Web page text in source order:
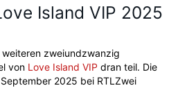
Island VIP 2025
zweiundzwanzig
von Love Island VIP dran teil. Die
2025 bei RTLZwei